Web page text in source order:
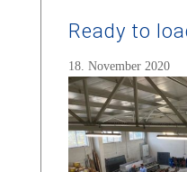
Ready to
18. November 2020